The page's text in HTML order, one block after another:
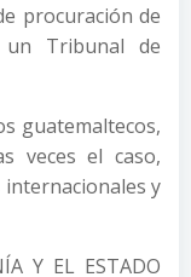
procuración de
Tribunal de
guatemaltecos,
veces el caso,
y
Y EL ESTADO